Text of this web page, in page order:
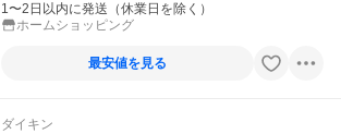
1〜2日以内に発送（休業日を除く）
ホームショッピング
最安値を見る
ダイキン